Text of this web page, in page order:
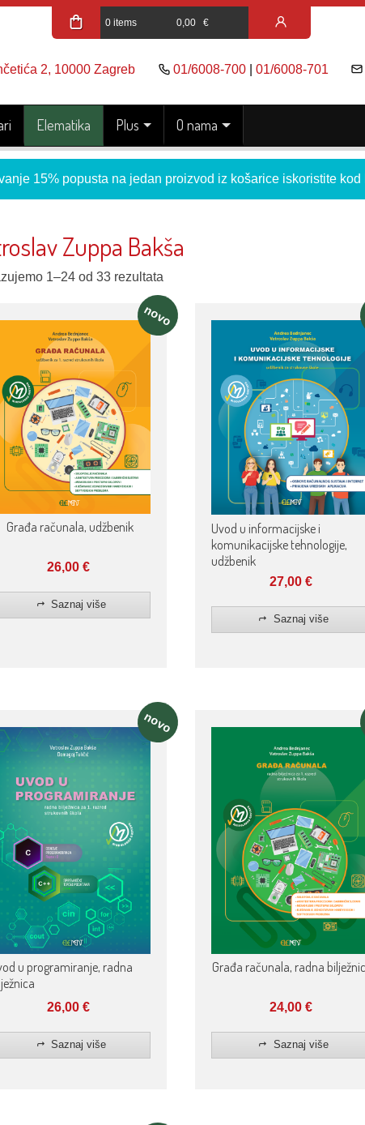
0 items 0,00 €
2, 10000 Zagreb 01/6008-700| 01/6008-701
Elematika Plus O nama
15% popusta na jedan proizvod iz košarice iskoristite kod
Zuppa Bakša
1–24 od 33 rezultata
novo
Građa računala, udžbenik
26,00€
Saznaj više
Uvod u informacijske i
komunikacijske tehnologije,
udžbenik
27,00 €
Saznaj više
novo
u programiranje, radna
26,00€
Saznaj više
Građa računala, radna
24,00 €
Saznaj više